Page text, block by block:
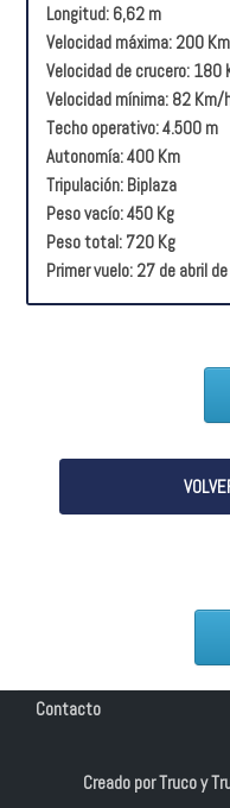
Longitud: 6,62 m
Velocidad máxima: 200
Velocidad de crucero: 180
Velocidad mínima: 82 Km/
Techo operativo: 4.500 m
Autonomía: 400 Km
Tripulación: Biplaza
Peso vacío: 450 Kg
Peso total: 720 Kg
Primer vuelo: 27 de abril
Contacto
Creado por Truco y